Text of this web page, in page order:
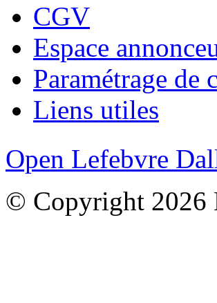
CGV
Espace
Paramétrage de
Liens utiles
Open Lefebvre
© Copyright 2026